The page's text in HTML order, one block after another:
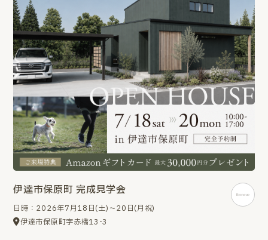
伊達市保原町 完成見学会
日時：2026年7月18日(土)～20日(月祝)
伊達市保原町字赤橋13-3